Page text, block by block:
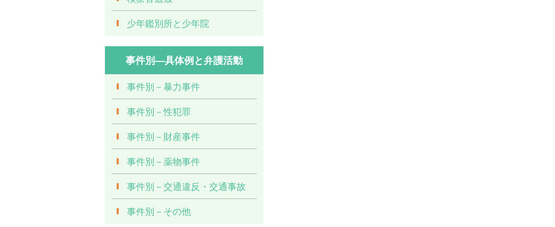
少年鑑別所と少年院
事件別―具体例と弁護活動
事件別－暴力事件
事件別－性犯罪
事件別－財産事件
事件別－薬物事件
事件別－交通違反・交通事故
事件別－その他